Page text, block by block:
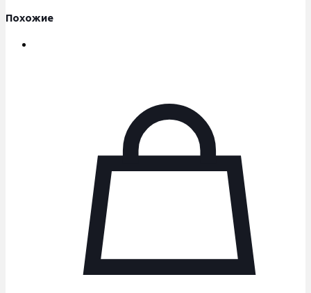
Похожие